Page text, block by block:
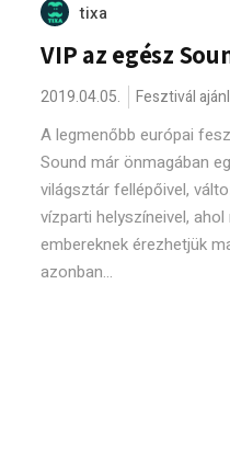
tixa
VIP az egész
2019.04.05. Fesztivál
A legmenőbb európai
Sound már önmagában
világsztár fellépőivel,
vízparti helyszíneivel,
embereknek érezhetjük
azonban...